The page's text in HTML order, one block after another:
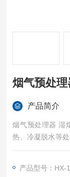
烟气预处
产品简介
烟气预处理器 湿
热、冷凝脱水等
感器寿命。
产品型号：HX-